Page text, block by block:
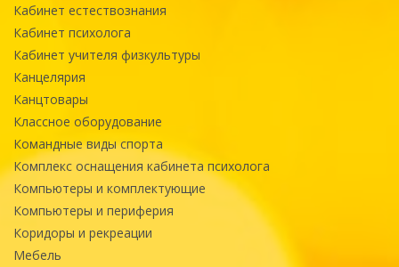
Кабинет естествознания
Кабинет психолога
Кабинет учителя физкультуры
Канцелярия
Канцтовары
Классное оборудование
Командные виды спорта
Комплекс оснащения кабинета психолога
Компьютеры и комплектующие
Компьютеры и периферия
Коридоры и рекреации
Мебель